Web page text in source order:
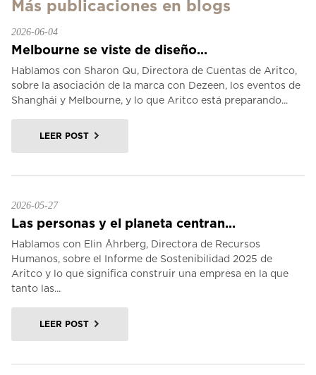
Más publicaciones en blogs
2026-06-04
Melbourne se viste de diseño...
Hablamos con Sharon Qu, Directora de Cuentas de Aritco,
sobre la asociación de la marca con Dezeen, los eventos de
Shanghái y Melbourne, y lo que Aritco está preparando...
LEER POST
2026-05-27
Las personas y el planeta centran...
Hablamos con Elin Åhrberg, Directora de Recursos
Humanos, sobre el Informe de Sostenibilidad 2025 de
Aritco y lo que significa construir una empresa en la que
tanto las...
LEER POST